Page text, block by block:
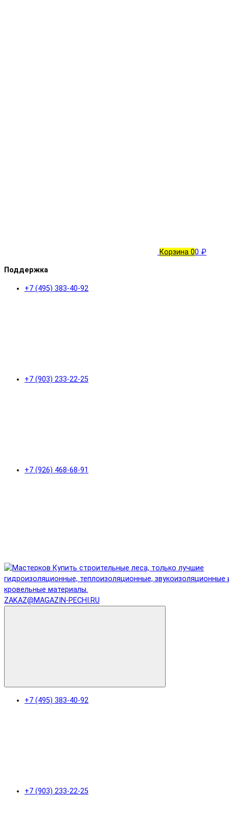
Корзина 00 ₽
Поддержка
+7 (495) 383-40-92
+7 (903) 233-22-25
+7 (926) 468-68-91
ZAKAZ@MAGAZIN-PECHI.RU
+7 (495) 383-40-92
+7 (903) 233-22-25